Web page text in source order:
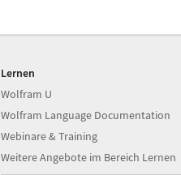
Lernen
Wolfram U
Wolfram Language Documentation
Webinare & Training
Weitere Angebote im Bereich Lernen